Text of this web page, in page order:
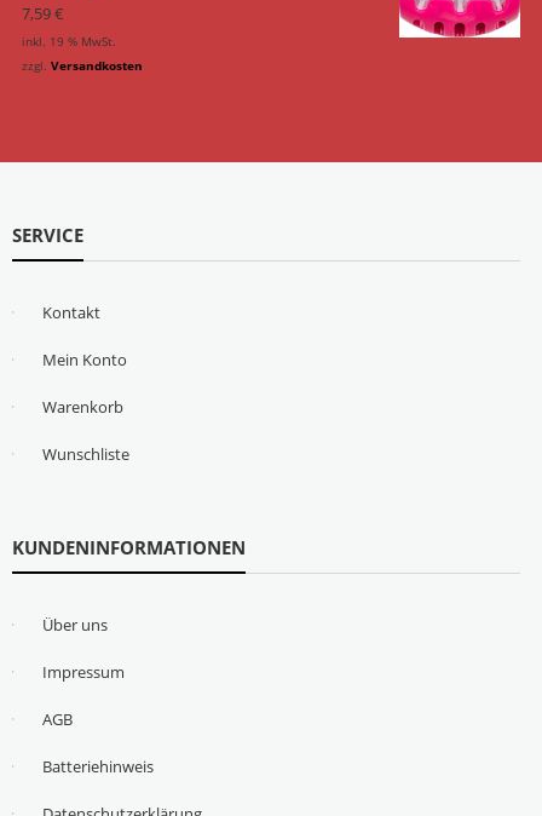
7,59€
inkl. 19 % MwSt.
zzgl. Versandkosten
SERVICE
Kontakt
Mein Konto
Warenkorb
Wunschliste
KUNDENINFORMATIONEN
Über uns
Impressum
AGB
Batteriehinweis